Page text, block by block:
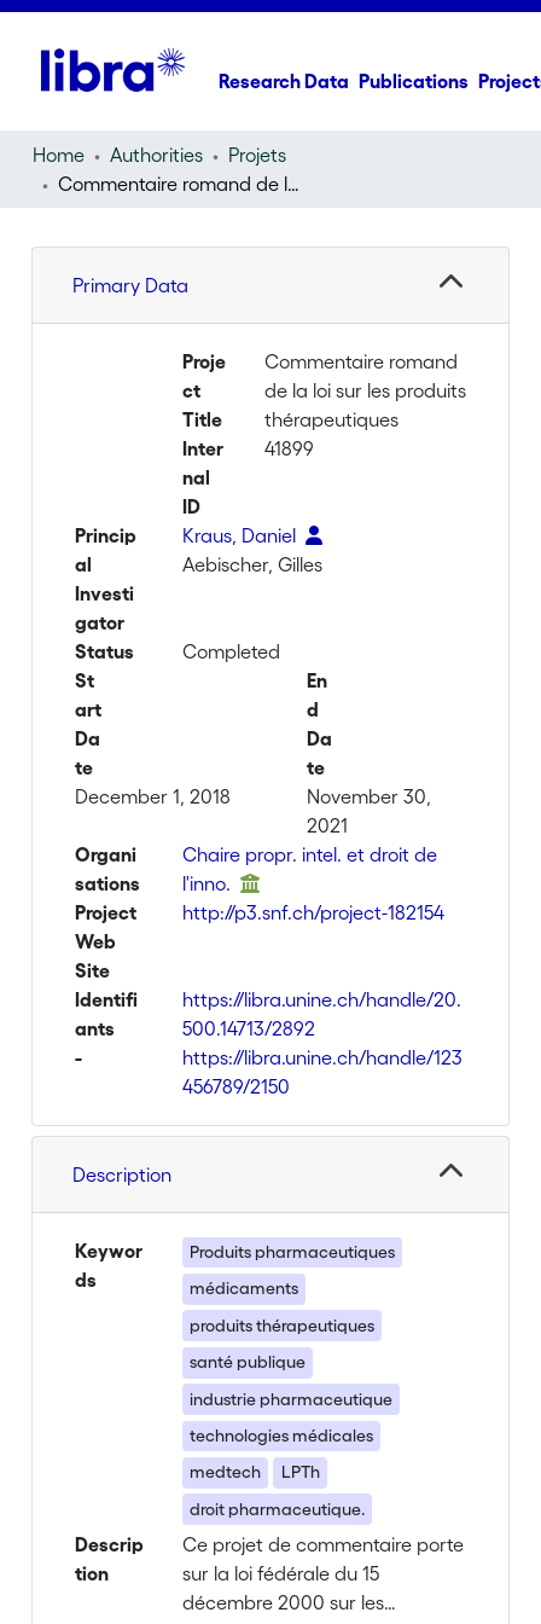
Research Data Publications
Home Authorities
Projets
Commentaire romand de la loi sur les produits thérapeutiques
Primary Data
Proje
ct
Title
Commentaire romand
de la loi sur les produits
thérapeutiques
Inter
nal
ID
41899
Princip
al
Investi
gator
Kraus, Daniel
Aebischer, Gilles
Status
Completed
St
art
Da
te
December 1, 2018
En
d
Da
te
November 30,
2021
Organi
sations
Chaire propr. intel. et droit de
l'inno.
Project
Web
Site
http://p3.snf.ch/project-182154
Identifi
ants
https://libra.unine.ch/handle/20.
500.14713/2892
-
https://libra.unine.ch/handle/123
456789/2150
Description
Keywor
ds
Produits pharmaceutiques
médicaments
produits thérapeutiques
santé publique
industrie pharmaceutique
technologies médicales
medtech
LPTh
droit pharmaceutique.
Descrip
tion
Ce projet de commentaire porte
sur la loi fédérale du 15
décembre 2000 sur les